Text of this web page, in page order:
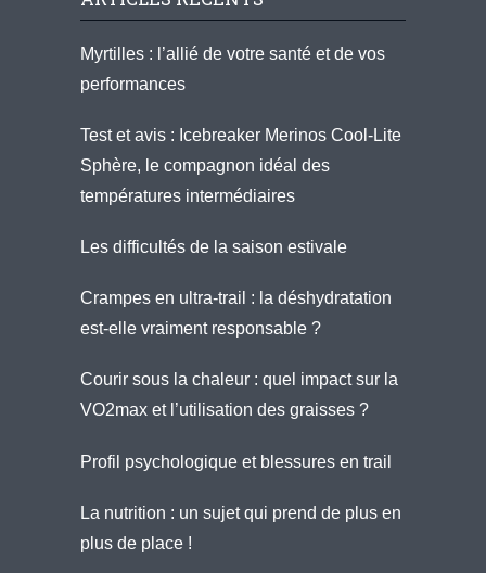
Myrtilles : l’allié de votre santé et de vos
performances
Test et avis : Icebreaker Merinos Cool-Lite
Sphère, le compagnon idéal des
températures intermédiaires
Les difficultés de la saison estivale
Crampes en ultra-trail : la déshydratation
est-elle vraiment responsable ?
Courir sous la chaleur : quel impact sur la
VO2max et l’utilisation des graisses ?
Profil psychologique et blessures en trail
La nutrition : un sujet qui prend de plus en
plus de place !